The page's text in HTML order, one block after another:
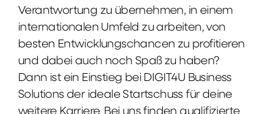
Verantwortung zu übernehmen, in einem
internationalen Umfeld zu arbeiten, von
besten Entwicklungschancen zu profitieren
und dabei auch noch Spaß zu haben?
Dann ist ein Einstieg bei DIGIT4U Business
Solutions der ideale Startschuss für deine